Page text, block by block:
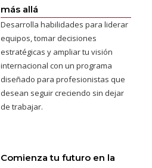
más allá
Desarrolla habilidades para liderar
equipos, tomar decisiones
estratégicas y ampliar tu visión
internacional con un programa
diseñado para profesionistas que
desean seguir creciendo sin dejar
de trabajar.
Comienza tu futuro en la